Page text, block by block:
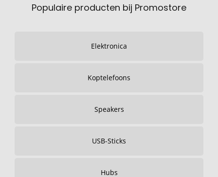
Populaire producten bij Promostore
Elektronica
Koptelefoons
Speakers
USB-Sticks
Hubs